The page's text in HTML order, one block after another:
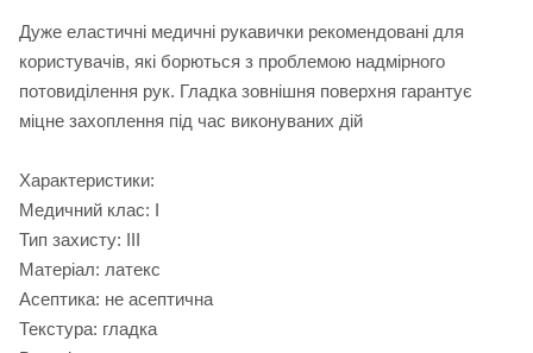
Дуже еластичні медичні рукавички рекомендовані для
користувачів, які борються з проблемою надмірного
потовиділення рук. Гладка зовнішня поверхня гарантує
міцне захоплення під час виконуваних дій
Характеристики:
Медичний клас: І
Тип захисту: III
Матеріал: латекс
Асептика: не асептична
Текстура: гладка